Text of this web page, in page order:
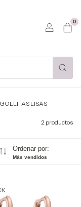
0
LISAS
2 productos
Ordenar por:
Más vendidos